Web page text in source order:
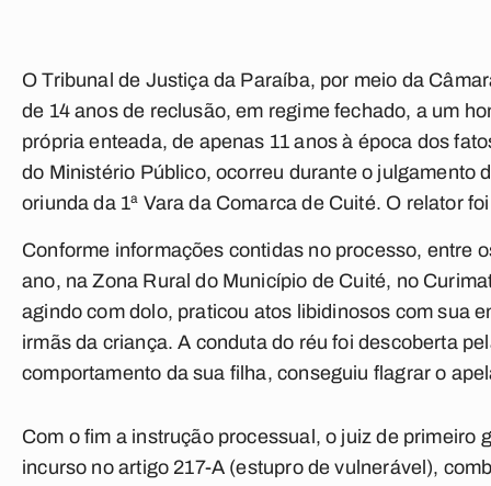
O Tribunal de Justiça da Paraíba, por meio da
de 14 anos de reclusão, em regime fechado, a um
própria enteada, de apenas 11 anos à época dos
do Ministério Público, ocorreu durante o julgamento
oriunda da 1ª Vara da Comarca de Cuité. O relator
Conforme informações contidas no processo, entre
ano, na Zona Rural do Município de Cuité, no
agindo com dolo, praticou atos libidinosos com sua
irmãs da criança. A conduta do réu foi descoberta
comportamento da sua filha, conseguiu flagrar o
Com o fim a instrução processual, o juiz de
incurso no artigo 217-A (estupro de vulnerável),